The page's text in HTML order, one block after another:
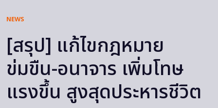
NEWS
[สรุป] แก้ไขกฎหมาย
ข่มขืน-อนาจาร เพิ่มโทษ
แรงขึ้น สูงสุดประหารชีวิต